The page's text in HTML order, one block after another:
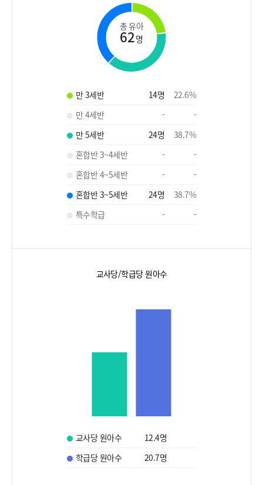
총 유아
62명
만 3세반 14명 22.6%
만 4세반
-
-
만 5세반
24명 38.7%
혼합반 3~4세반
-
-
혼합반 4~5세반
-
-
혼합반 3~5세반
24명 38.7%
특수학급
- -
교사당/학급당 원아수
교사당 원아수 12.4명
학급당 원아수
20.7명